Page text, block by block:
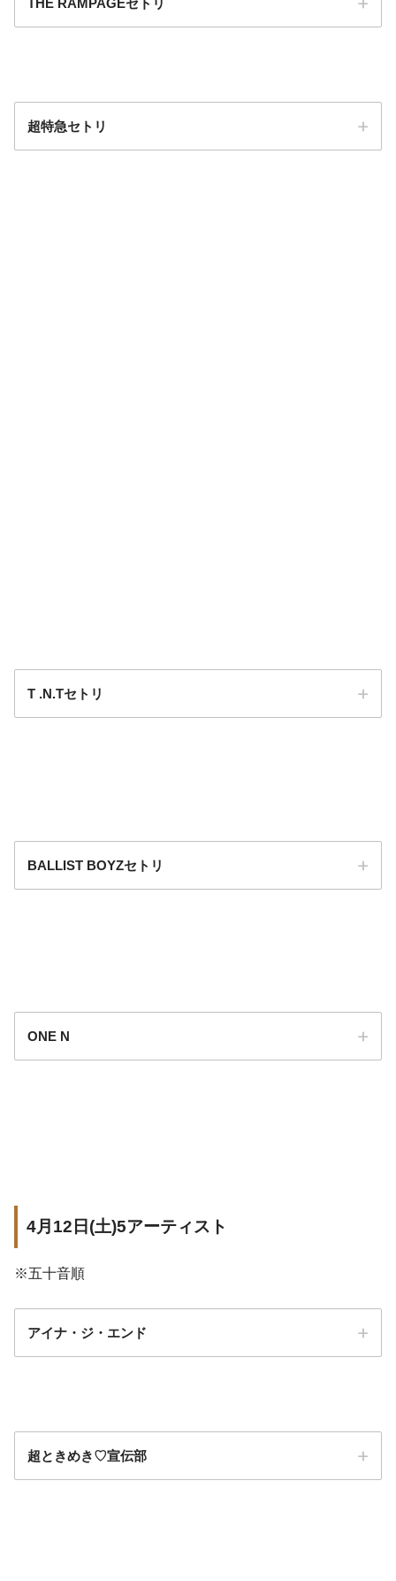
超特急セトリ
T .N.Tセトリ
BALLIST BOYZセトリ
ONE N
4月12日(土)5アーティスト
※五十音順
アイナ・ジ・エンド
超ときめき♡宣伝部